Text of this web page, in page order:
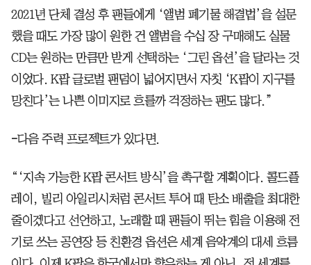
2021년 단체 결성 후 팬들에게 ‘앨범 폐기물 해결법’을 설문
했을 때도 가장 많이 원한 건 앨범을 수십 장 구매해도 실물
CD는 원하는 만큼만 받게 선택하는 ‘그린 옵션’을 달라는 것
이었다. K팝 글로벌 팬덤이 넓어지면서 자칫 ‘K팝이 지구를
망친다’는 나쁜 이미지로 흐를까 걱정하는 팬도 많다.”
-다음 주력 프로젝트가 있다면.
“‘지속 가능한 K팝 콘서트 방식’을 촉구할 계획이다. 콜드플
레이, 빌리 아일리시처럼 콘서트 투어 때 탄소 배출을 최대한
줄이겠다고 선언하고, 노래할 때 팬들이 뛰는 힘을 이용해 전
기로 쓰는 공연장 등 친환경 옵션은 세계 음악계의 대세 흐름